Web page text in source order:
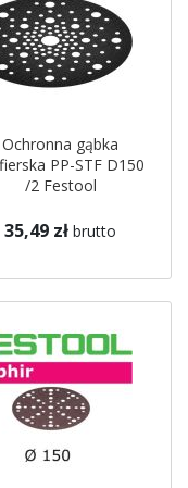
Ochronna gąbka
PP-STF D150
/2 Festool
35,49 zł brutto